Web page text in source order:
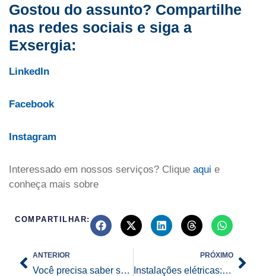
Gostou do assunto? Compartilhe
nas redes sociais e siga a
Exsergia:
LinkedIn
Facebook
Instagram
Interessado em nossos serviços? Clique aqui e
conheça mais sobre
COMPARTILHAR:
Prev
ANTERIOR
Você precisa saber sobre isso! Quedas de energia, o que fazer quando acontecer.
PRÓXIMO
Instalações elétricas: Conheça mais sobre e saiba como solicitar esse serviço.